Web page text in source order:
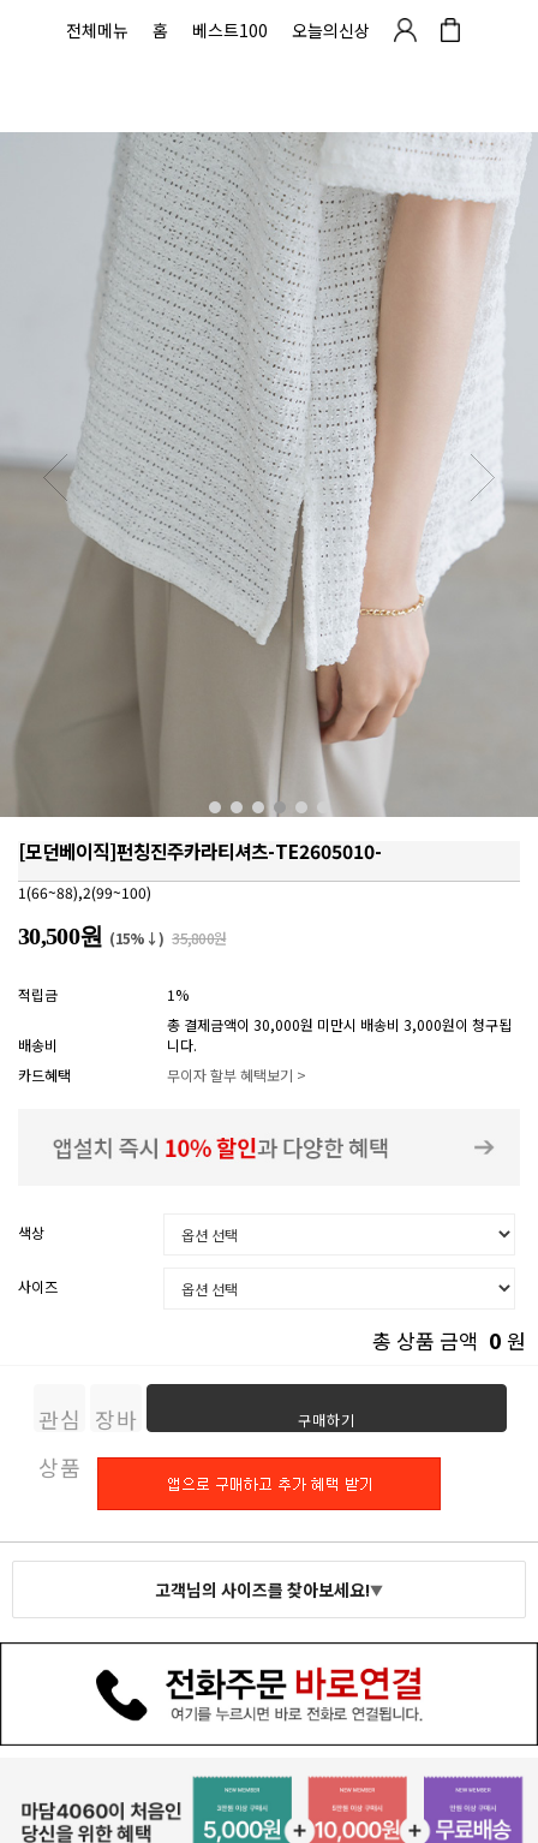
전체메뉴 홈 베스트100 오늘의신상
[모던베이직]펀칭진주카라티셔츠-TE2605010-
1(66~88),2(99~100)
30,500원 (15%↓) 35,800원
적립금 1%
배송비
총 결제금액이 30,000원 미만시 배송비 3,000원이 청구됩
니다.
카드혜택
무이자 할부 혜택보기 >
색상
사이즈
총 상품 금액 0 원
관심
상품
장바
구니
구매하기
고객님의 사이즈를 찾아보세요!▼